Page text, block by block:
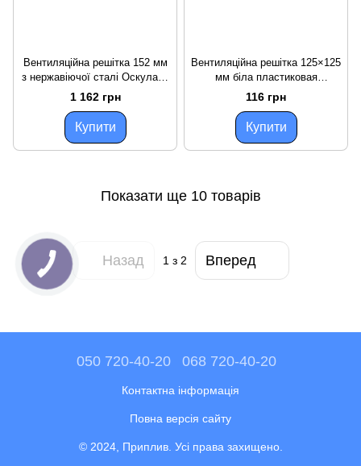
Вентиляційна решітка 152 мм
з нержавіючої сталі Оскулати
кругла полірована з
механізмом закриття Італія
1 162 грн
Купити
Вентиляційна решітка 125×125
мм біла пластиковая
Оскулати ABS-пластик Італія
нова
116 грн
Купити
Показати ще 10 товарів
Назад 1з 2 Вперед
050 720-40-20 068 720-40-20
Контактна інформація
Повна версія сайту
© 2024, Приплив. Усі права захищено.